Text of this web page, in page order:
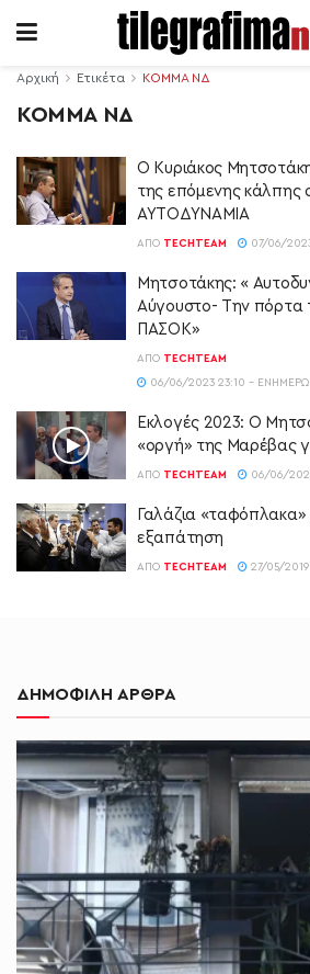
Αρχική Ετικέτα ΚΟΜΜΑ ΝΔ
ΚΟΜΜΑ ΝΔ
Ο Κυριάκος
της επόμενης κάλπης
ΑΥΤΟΔΥΝΑΜΙΑ
ΑΠΌ TECHTEAM 07/06/
Μητσοτάκης: «
Αύγουστο- Την πόρτα
ΠΑΣΟΚ»
ΑΠΌ TECHTEAM
06/06/2023 23:10 -
Εκλογές 2023: Ο
«οργή» της Μαρέβας
ΑΠΌ TECHTEAM 06/06/
Γαλάζια «ταφόπλακα»
εξαπάτηση
ΑΠΌ TECHTEAM 27/05/2019
ΔΗΜΟΦΙΛΗ ΑΡΘΡΑ